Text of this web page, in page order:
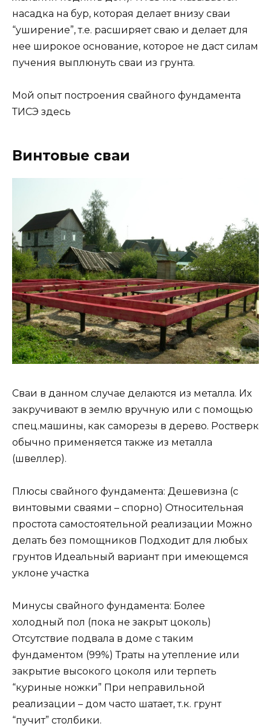
насадка на бур, которая делает внизу сваи
“уширение”, т.е. расширяет сваю и делает для
нее широкое основание, которое не даст силам
пучения выплюнуть сваи из грунта.
Мой опыт построения свайного фундамента
ТИСЭ здесь
Винтовые сваи
Сваи в данном случае делаются из металла. Их
закручивают в землю вручную или с помощью
спец.машины, как саморезы в дерево. Ростверк
обычно применяется также из металла
(швеллер).
Плюсы свайного фундамента: Дешевизна (с
винтовыми сваями – спорно) Относительная
простота самостоятельной реализации Можно
делать без помощников Подходит для любых
грунтов Идеальный вариант при имеющемся
уклоне участка
Минусы свайного фундамента: Более
холодный пол (пока не закрыт цоколь)
Отсутствие подвала в доме с таким
фундаментом (99%) Траты на утепление или
закрытие высокого цоколя или терпеть
“куриные ножки” При неправильной
реализации – дом часто шатает, т.к. грунт
“пучит” столбики.